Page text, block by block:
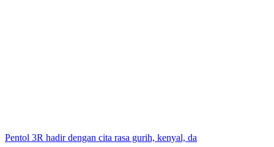
Pentol 3R hadir dengan cita rasa gurih, kenyal, da